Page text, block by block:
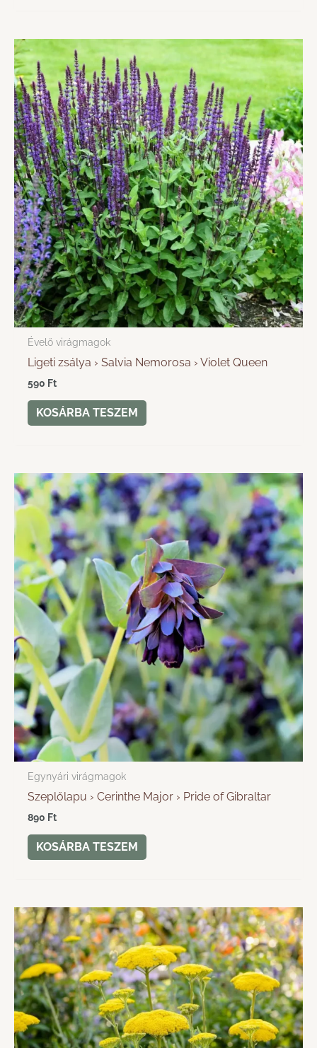
Évelő virágmagok
Ligeti zsálya › Salvia Nemorosa › Violet Queen
590 Ft
KOSÁRBA TESZEM
Egynyári virágmagok
Szeplőlapu › Cerinthe Major › Pride of Gibraltar
890 Ft
KOSÁRBA TESZEM